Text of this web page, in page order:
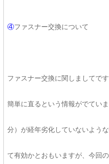
④ファスナー交換について
ファスナー交換に関しましてで
簡単に直るという情報がでてい
分）が経年劣化していないよう
て有効かとおもいますが、今回